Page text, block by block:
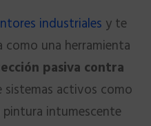
industriales y te
una herramienta
pasiva contra
sistemas activos como
intumescente